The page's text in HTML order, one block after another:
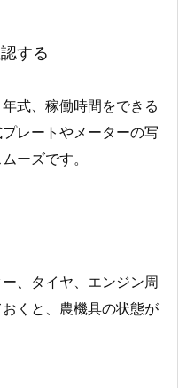
する
式、稼働時間をできる
レートやメーターの写
ーズです。
、タイヤ、エンジン周
くと、農機具の状態が